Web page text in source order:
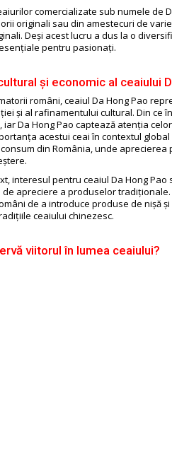
comercializate sub numele de
originali sau din amestecuri de
Deși acest lucru a dus la o
pentru pasionați.
și economic al ceaiului
români, ceaiul Da Hong Pao
și al rafinamentului cultural. Din ce
Da Hong Pao captează atenția
acestui ceai în contextul
din România, unde
interesul pentru ceaiul Da Hong
de apreciere a produselor
de a introduce produse de nișă
ceaiului chinezesc.
viitorul în lumea ceaiului?